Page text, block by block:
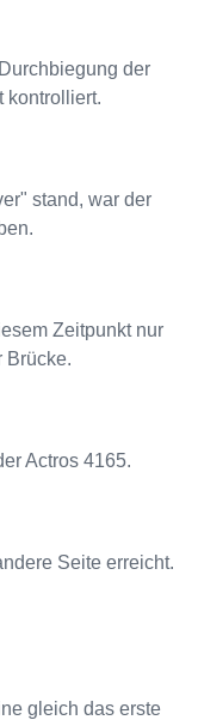
der
kontrolliert.
stand, war der
Zeitpunkt nur
Brücke.
Actros 4165.
Seite erreicht.
gleich das erste